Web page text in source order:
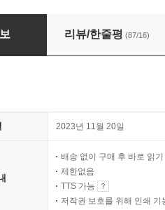
면 더 좋았을 것들
리뷰/한줄평 (87/16)
2023년 11월 20일
배송 없이 구매 후 바로 읽기
제한없음
TTS 가능
저작권 보호를 위해 인쇄 기